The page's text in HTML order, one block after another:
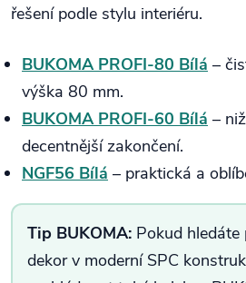
řešení podle stylu interiéru.
BUKOMA PROFI-80 Bílá –
výška 80 mm.
BUKOMA PROFI-60 Bílá –
decentnější zakončení.
NGF56 Bílá – praktická a
Tip BUKOMA: Pokud
dekor v moderní SPC